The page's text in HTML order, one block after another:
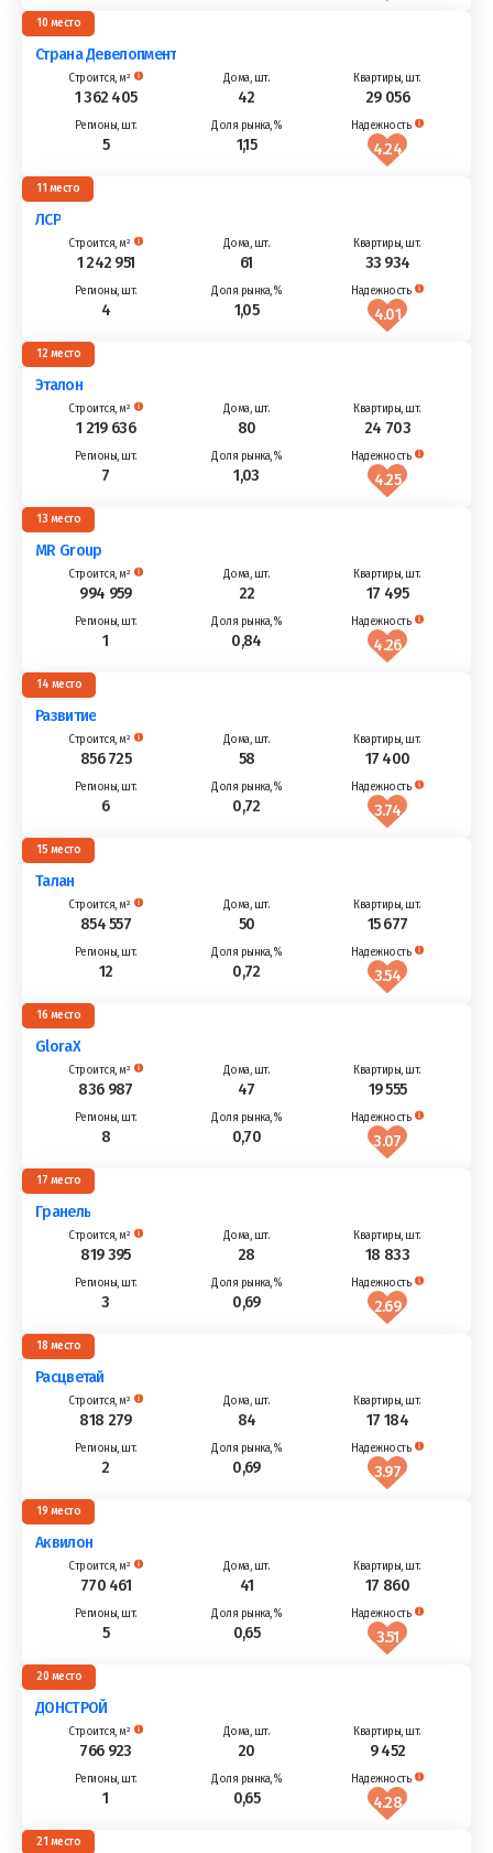
10
Страна Девелопмент
1 362 405 42 29 056
5 1,15 4.24
11
ЛСР
1 242 951 61 33 934
4 1,05 4.01
12
Эталон
1 219 636 80 24 703
7 1,03 4.25
13
MR Group
994 959 22 17 495
1 0,84 4.26
14
Развитие
856 725 58 17 400
6 0,72 3.74
15
Талан
854 557 50 15 677
12 0,72 3.54
16
GloraX
836 987 47 19 555
8 0,70 3.07
17
Гранель
819 395 28 18 833
3 0,69 2.69
18
Расцветай
818 279 84 17 184
2 0,69 3.97
19
Аквилон
770 461 41 17 860
5 0,65 3.51
20
ДОНСТРОЙ
766 923 20 9 452
1 0,65 4.28
21